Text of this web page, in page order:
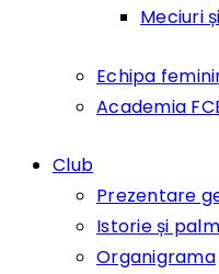
Meciuri
Echipa
Academia
Club
Prezentare
Istorie și
Organigrama